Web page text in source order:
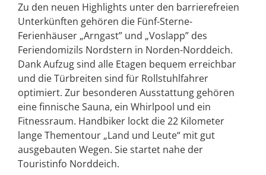
Zu den neuen Highlights unter den barrierefreien
Unterkünften gehören die Fünf-Sterne-
Ferienhäuser „Arngast” und „Voslapp” des
Feriendomizils Nordstern in Norden-Norddeich.
Dank Aufzug sind alle Etagen bequem erreichbar
und die Türbreiten sind für Rollstuhlfahrer
optimiert. Zur besonderen Ausstattung gehören
eine finnische Sauna, ein Whirlpool und ein
Fitnessraum. Handbiker lockt die 22 Kilometer
lange Thementour „Land und Leute“ mit gut
ausgebauten Wegen. Sie startet nahe der
Touristinfo Norddeich.